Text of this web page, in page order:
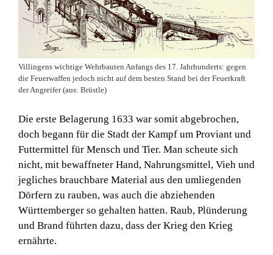
Villingens wichtige Wehrbauten Anfangs des 17. Jahrhunderts: gegen
die Feuerwaffen jedoch nicht auf dem besten Stand bei der Feuerkraft
der Angreifer (aus: Brüstle)
Die erste Belagerung 1633 war somit abgebrochen,
doch begann für die Stadt der Kampf um Proviant und
Futtermittel für Mensch und Tier. Man scheute sich
nicht, mit bewaffneter Hand, Nahrungsmittel, Vieh und
jegliches brauchbare Material aus den umliegenden
Dörfern zu rauben, was auch die abziehenden
Württemberger so gehalten hatten. Raub, Plünderung
und Brand führten dazu, dass der Krieg den Krieg
ernährte.